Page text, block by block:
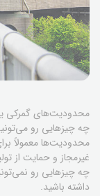
محدودیت‌های گمرکی
چه چیزهایی رو
محدودیت‌ها معمولاً
غیرمجاز و حمایت از
چه چیزهایی رو
داشته باشید.